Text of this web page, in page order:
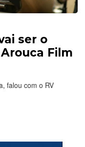
ser o
Film
falou com o RV